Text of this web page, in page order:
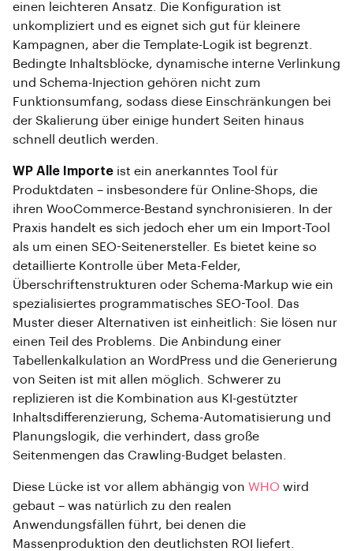
einen leichteren Ansatz. Die Konfiguration ist
unkompliziert und es eignet sich gut für kleinere
Kampagnen, aber die Template-Logik ist begrenzt.
Bedingte Inhaltsblöcke, dynamische interne Verlinkung
und Schema-Injection gehören nicht zum
Funktionsumfang, sodass diese Einschränkungen bei
der Skalierung über einige hundert Seiten hinaus
schnell deutlich werden.
WP Alle Importe ist ein anerkanntes Tool für
Produktdaten – insbesondere für Online-Shops, die
ihren WooCommerce-Bestand synchronisieren. In der
Praxis handelt es sich jedoch eher um ein Import-Tool
als um einen SEO-Seitenersteller. Es bietet keine so
detaillierte Kontrolle über Meta-Felder,
Überschriftenstrukturen oder Schema-Markup wie ein
spezialisiertes programmatisches SEO-Tool. Das
Muster dieser Alternativen ist einheitlich: Sie lösen nur
einen Teil des Problems. Die Anbindung einer
Tabellenkalkulation an WordPress und die Generierung
von Seiten ist mit allen möglich. Schwerer zu
replizieren ist die Kombination aus KI-gestützter
Inhaltsdifferenzierung, Schema-Automatisierung und
Planungslogik, die verhindert, dass große
Seitenmengen das Crawling-Budget belasten.
Diese Lücke ist vor allem abhängig von WHO wird
gebaut – was natürlich zu den realen
Anwendungsfällen führt, bei denen die
Massenproduktion den deutlichsten ROI liefert.